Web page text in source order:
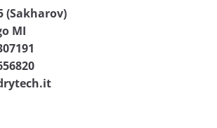
(Sakharov)
MI